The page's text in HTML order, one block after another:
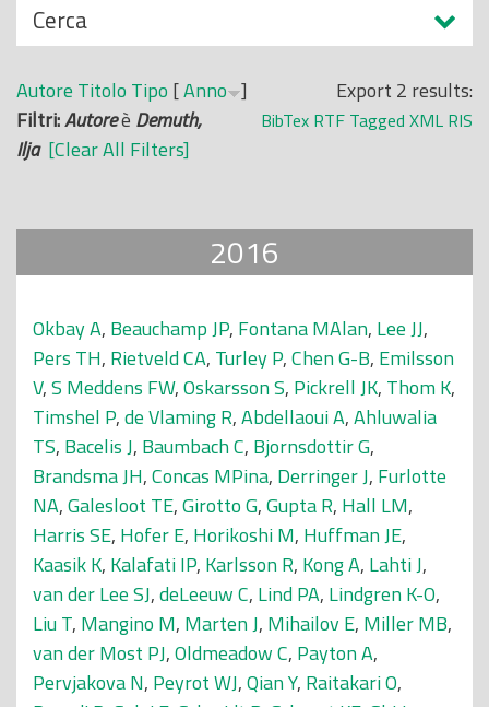
N
a
s
c
o
n
i
Cerca
Export 2 results:
BibTex RTF Tagged XML RIS
Autore Titolo Tipo [Anno ]
Filtri:Autoreè Demuth,
Ilja [Clear All Filters]
2016
Okbay A, Beauchamp JP, Fontana MAlan, Lee JJ,
Pers TH, Rietveld CA, Turley P,Chen G-B, Emilsson
V,S Meddens FW,Oskarsson S, Pickrell JK, Thom K,
Timshel P,de Vlaming R,Abdellaoui A,Ahluwalia
TS, Bacelis J, Baumbach C, Bjornsdottir G,
Brandsma JH,Concas MPina, Derringer J, Furlotte
NA,Galesloot TE,Girotto G,Gupta R, Hall LM,
Harris SE, Hofer E, Horikoshi M, Huffman JE,
Kaasik K, Kalafati IP, Karlsson R, Kong A, Lahti J,
van der Lee SJ,deLeeuw C, Lind PA, Lindgren K-O,
Liu T, Mangino M, Marten J, Mihailov E, Miller MB,
van der Most PJ,Oldmeadow C, Payton A,
Pervjakova N, Peyrot WJ,Qian Y, Raitakari O,